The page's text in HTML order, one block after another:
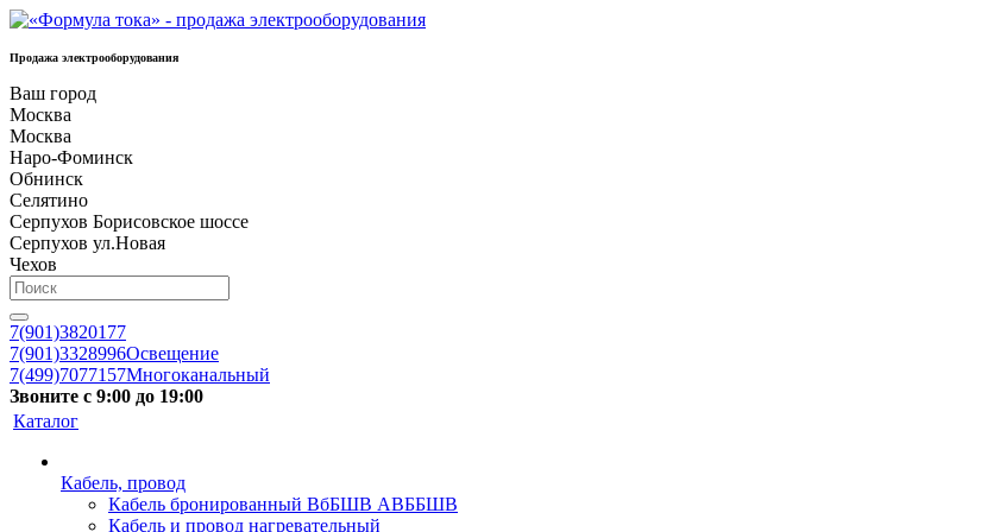
Продажа электрооборудования
Ваш город
Москва
Москва
Наро-Фоминск
Обнинск
Селятино
Серпухов Борисовское шоссе
Серпухов ул.Новая
Чехов
7(901)3820177
7(901)3328996Освещение
7(499)7077157Многоканальный
Звоните с 9:00 до 19:00
Каталог
Кабель, провод
Кабель бронированный ВбБШВ АВББШВ
Кабель и провод нагревательный